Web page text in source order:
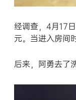
经调查，4月17
元。当进入房间
后来，阿勇去了